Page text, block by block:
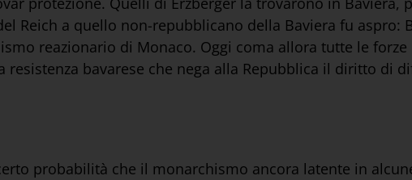
Reich a quello non-repubblicano della Baviera fu
reazionario di Monaco. Oggi coma allora tutte le
bavarese che nega alla Repubblica il diritto di
probabilità che il monarchismo ancora latente in